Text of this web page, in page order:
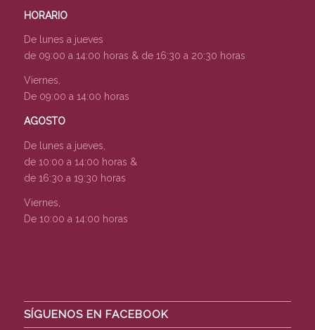
HORARIO
De lunes a jueves
de 09:00 a 14:00 horas & de 16:30 a 20:30 horas
Viernes,
De 09:00 a 14:00 horas
AGOSTO
De lunes a jueves,
de 10:00 a 14:00 horas &
de 16:30 a 19:30 horas
Viernes,
De 10:00 a 14:00 horas
SÍGUENOS EN FACEBOOK